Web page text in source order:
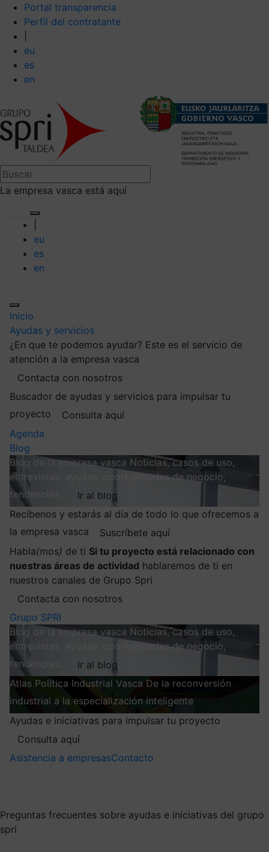
Portal transparencia
Perfil del contratante
eu
es
en
La empresa vasca está aquí
eu
es
en
Inicio
Ayudas y servicios
¿En que te podemos ayudar? Este es el servicio de
atención a la empresa vasca
Contacta con nosotros
Buscador de ayudas y servicios para impulsar tu
proyecto
Consulta aquí
Agenda
Blog
Blog de la empresa vasca Noticias, casos de uso,
entrevistas, ayudas, oportunidades de negocio,
tendencias…
Ir al blog
Recíbenos y estarás al día de todo lo que ofrecemos a
la empresa vasca
Suscríbete aquí
Habla(mos) de ti Si tu proyecto está relacionado con
nuestras áreas de actividad hablaremos de ti en
nuestros canales de Grupo Spri
Contacta con nosotros
Grupo SPRI
Blog de la empresa vasca Noticias, casos de uso,
entrevistas, ayudas, oportunidades de negocio,
tendencias…
Ir al blog
Atlas Política Industrial Vasca De la reconversión
industrial a la especialización inteligente
Ayudas e iniciativas para impulsar tu proyecto
Consulta aquí
Asistencia a empresasContacto
Preguntas frecuentes sobre ayudas e iniciativas del grupo
spri